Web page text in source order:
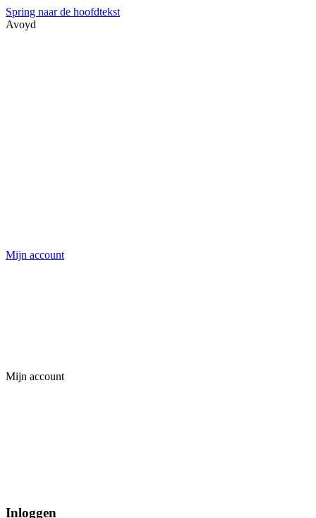
Spring naar de hoofdtekst
Avoyd
Mijn account
Mijn account
Inloggen